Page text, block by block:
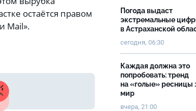
остаётся правом
Mail».
Погода выдаст
экстремальные
в Астраханской
сегодня, 06:30
Каждая должна это
попробовать: тренд
на «голые» ресницы
мир
вчера, 21:00